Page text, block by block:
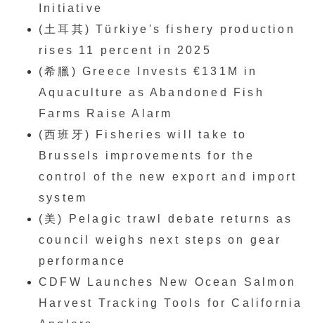
Initiative
(土耳其) Türkiye's fishery production
rises 11 percent in 2025
(希臘) Greece Invests €131M in
Aquaculture as Abandoned Fish
Farms Raise Alarm
(西班牙) Fisheries will take to
Brussels improvements for the
control of the new export and import
system
(美) Pelagic trawl debate returns as
council weighs next steps on gear
performance
CDFW Launches New Ocean Salmon
Harvest Tracking Tools for California